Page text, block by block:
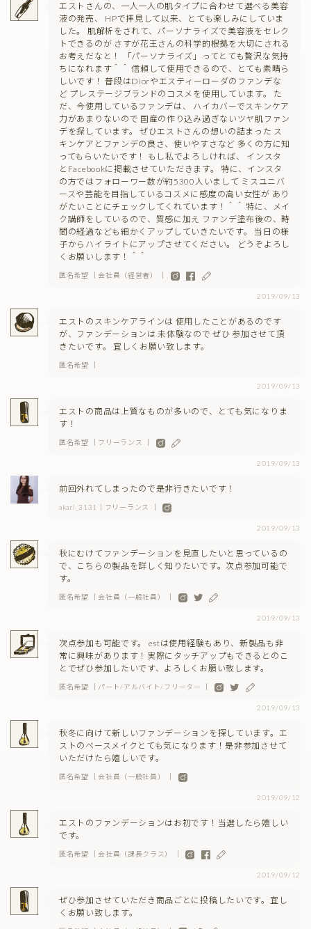
エストさんの、一人一人の肌タイプに合わせて選べる美容
液の発売、 HPで拝見して以来、とても楽しみにしていま
した。 肌解析をされて、パーソナライズで美容液をセレク
トできるのが さすが花王さんの科学的根拠を大切にされる
お考えだなと！ 「パーソナライズ」ってとても贅沢な気持
ちになれます＾＾ 信頼して使用できるので、とても素晴ら
しいです！ 普段はDiorやエスティーローダのファンデな
ど プレステージブランドのコスメを使用しています。 た
だ、今使用しているファンデは、 ハイカバーでスキンケア
力があまりないので 国産の作り込み過ぎないツヤ肌ファン
デを探しています。 ぜひエストさんの想いの詰まった ス
キンケアとファンデの良さ、使いやすさなど 多くの方に知
ってもらいたいです！ もし私でよろしければ、 インスタ
とFacebookに掲載させていただきます。 特に、インスタ
の方ではフォローワー数が約5300人いまして ミスユニバ
ースや芸能を目指しているコスメに感度の高い女性が あり
がたいことにチェックしてくれています！＾＾ 特に、メイ
ク講師をしているので、質感に加え ファンデ塗布後の、時
間の経過なども細かくアップしていきたいです。 当日の様
子からハイライトにアップさせてください。 どうぞよろし
くお願いします！＾＾
匿名希望 ｜会社員（経営者） ｜
2019/09/13
エストのスキンケアラインは 使用したことがあるのです
が、ファンデーションは 未体験なので ぜひ 参加させて頂
きたいです。 宜しくお願い致します。
匿名希望 ｜
2019/09/13
エストの商品は上質なものが多いので、とても気になりま
す！
匿名希望 ｜フリーランス ｜
2019/09/13
前回外れてしまったので是非行きたいです！
akari_3131｜フリーランス ｜
2019/09/13
秋にむけてファンデーションを見直したいと思っているの
で、こちらの製品を詳しく知りたいです。次点参加可能で
す。
匿名希望 ｜会社員（一般社員） ｜
2019/09/13
次点参加も可能です。 estは使用経験もあり、新製品も非
常に興味があります！実際にタッチアップもできるとのこ
とでぜひ参加したいです、よろしくお願い致します。
匿名希望 ｜パート/アルバイト/フリーター ｜
2019/09/13
秋冬に向けて新しいファンデーションを探しています。エ
ストのベースメイクとても気になります！是非参加させて
いただけたら嬉しいです。
匿名希望 ｜会社員（一般社員） ｜
2019/09/12
エストのファンデーションはお初です！当選したら嬉しい
です。
匿名希望 ｜会社員（課長クラス） ｜
2019/09/12
ぜひ参加させていただき商品ごとに投稿したいです。宜し
くお願い致します。